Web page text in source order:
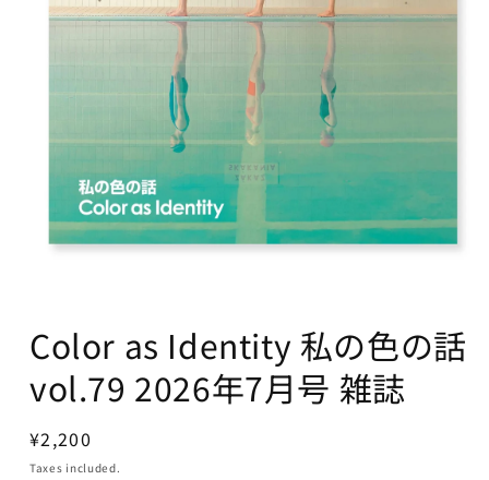
Color as Identity 私の色の話
vol.79 2026年7月号 雑誌
Regular
price
¥2,200
Taxes included.